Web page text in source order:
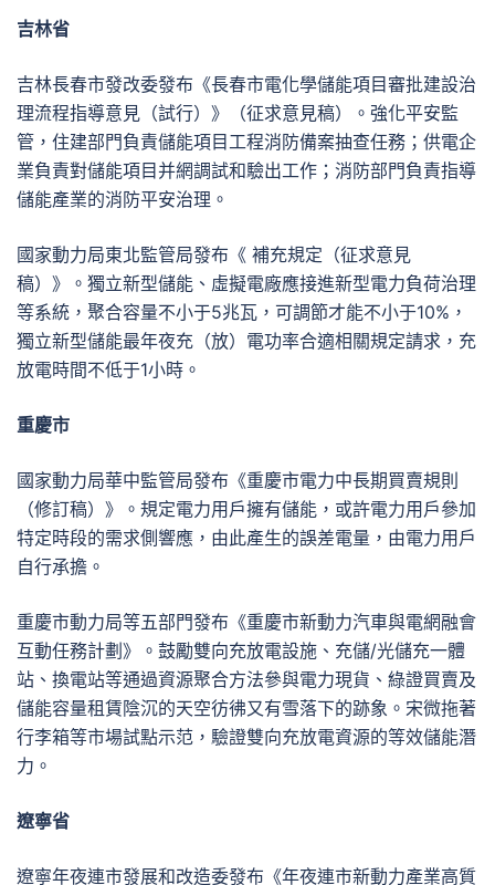
吉林省
吉林長春市發改委發布《長春市電化學儲能項目審批建設治
理流程指導意見（試行）》（征求意見稿）。強化平安監
管，住建部門負責儲能項目工程消防備案抽查任務；供電企
業負責對儲能項目并網調試和驗出工作；消防部門負責指導
儲能產業的消防平安治理。
國家動力局東北監管局發布《 補充規定（征求意見
稿）》。獨立新型儲能、虛擬電廠應接進新型電力負荷治理
等系統，聚合容量不小于5兆瓦，可調節才能不小于10%，
獨立新型儲能最年夜充（放）電功率合適相關規定請求，充
放電時間不低于1小時。
重慶市
國家動力局華中監管局發布《重慶市電力中長期買賣規則
（修訂稿）》。規定電力用戶擁有儲能，或許電力用戶參加
特定時段的需求側響應，由此產生的誤差電量，由電力用戶
自行承擔。
重慶市動力局等五部門發布《重慶市新動力汽車與電網融會
互動任務計劃》。鼓勵雙向充放電設施、充儲/光儲充一體
站、換電站等通過資源聚合方法參與電力現貨、綠證買賣及
儲能容量租賃陰沉的天空彷彿又有雪落下的跡象。宋微拖著
行李箱等市場試點示范，驗證雙向充放電資源的等效儲能潛
力。
遼寧省
遼寧年夜連市發展和改造委發布《年夜連市新動力產業高質